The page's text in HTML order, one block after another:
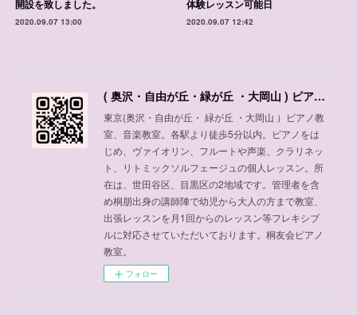
開設を致しました。
2020.09.07 13:00
体験レッスン可能日
2020.09.07 12:42
( 奥沢・自由が丘・緑が丘 ・大岡山 ) ピアノ教室、音楽教室
東京(奥沢・自由が丘・ 緑が丘 ・大岡山 ）ピアノ教
室、音楽教室。各駅より徒歩5分以内。ピアノをは
じめ、ヴァイオリン、フルートや声楽、クラリネッ
ト、リトミックソルフェージュの個人レッスン。所
在は、世田谷区、目黒区の2地域です。管理者を含
め桐朋出身の講師陣で幼児から大人の方まで教室、
出張レッスンを月1回からのレッスン等フレキシブ
ルに対応させていただいております。桐友会ピアノ
教室。
フォロー